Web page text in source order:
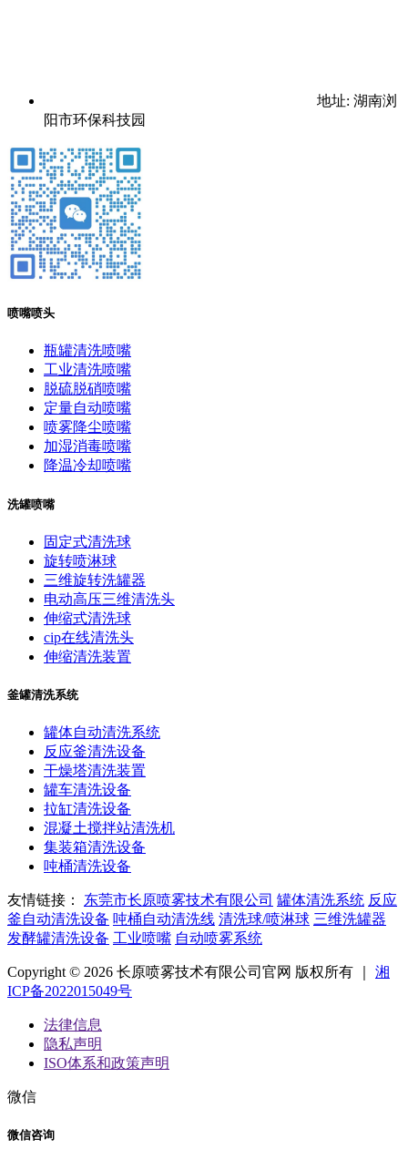
地址: 湖南浏
阳市环保科技园
喷嘴喷头
瓶罐清洗喷嘴
工业清洗喷嘴
脱硫脱硝喷嘴
定量自动喷嘴
喷雾降尘喷嘴
加湿消毒喷嘴
降温冷却喷嘴
洗罐喷嘴
固定式清洗球
旋转喷淋球
三维旋转洗罐器
电动高压三维清洗头
伸缩式清洗球
cip在线清洗头
伸缩清洗装置
釜罐清洗系统
罐体自动清洗系统
反应釜清洗设备
干燥塔清洗装置
罐车清洗设备
拉缸清洗设备
混凝土搅拌站清洗机
集装箱清洗设备
吨桶清洗设备
友情链接： 东莞市长原喷雾技术有限公司 罐体清洗系统 反应
釜自动清洗设备 吨桶自动清洗线 清洗球/喷淋球 三维洗罐器
发酵罐清洗设备 工业喷嘴 自动喷雾系统
Copyright © 2026 长原喷雾技术有限公司官网 版权所有 ｜ 湘
ICP备2022015049号
法律信息
隐私声明
ISO体系和政策声明
微信
微信咨询